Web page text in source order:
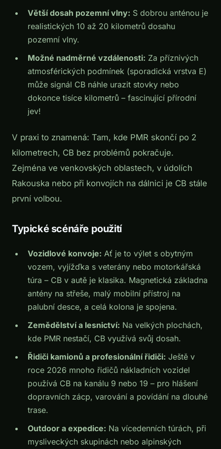
Větší dosah pozemní vlny: S dobrou anténou je
realistických 10 až 20 kilometrů dosahu
pozemní vlny.
Možné nadměrné vzdálenosti: Za příznivých
atmosférických podmínek (sporadická vrstva E)
může signál CB náhle urazit stovky nebo
dokonce tisíce kilometrů – fascinující přírodní
jev!
V praxi to znamená: Tam, kde PMR skončí po 2
kilometrech, CB bez problémů pokračuje.
Zejména ve venkovských oblastech, v údolích
Rakouska nebo při konvojích na dálnici je CB stále
první volbou.
Typické scénáře použití
Vozidlové konvoje: Ať je to výlet s obytným
vozem, vyjížďka s veterány nebo motorkářská
túra – CB v autě je klasika. Magnetická základna
antény na střeše, malý mobilní přístroj na
palubní desce, a celá kolona je spojena.
Zemědělství a lesnictví: Na velkých plochách,
kde PMR nestačí, CB využívá svůj dosah.
Řidiči kamionů a profesionální řidiči: Ještě v
roce 2026 mnoho řidičů nákladních vozidel
používá CB na kanálu 9 nebo 19 – pro hlášení
dopravních zácp, varování a povídání na dlouhé
trase.
Outdoor a expedice: Na vícedenních túrách, při
mysliveckých skupinách nebo alpinských